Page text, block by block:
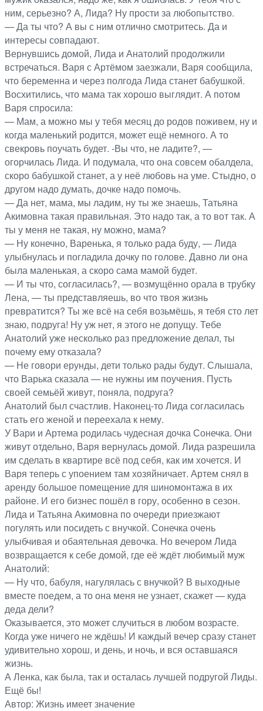
ним, серьезно? А, Лида? Ну прости за любопытство.
— Да ты что? А вы с ним отлично смотритесь. Да и
интересы совпадают.
Вернувшись домой, Лида и Анатолий продолжили
встречаться. Варя с Артёмом заезжали, Варя сообщила,
что беременна и через полгода Лида станет бабушкой.
Восхитились, что мама так хорошо выглядит. А потом
Варя спросила:
— Мам, а можно мы у тебя месяц до родов поживем, ну и
когда маленький родится, может ещё немного. А то
свекровь поучать будет. -Вы что, не ладите?, —
огорчилась Лида. И подумала, что она совсем обалдела,
скоро бабушкой станет, а у неё любовь на уме. Стыдно, о
другом надо думать, дочке надо помочь.
— Да нет, мама, мы ладим, ну ты же знаешь, Татьяна
Акимовна такая правильная. Это надо так, а то вот так. А
ты у меня не такая, ну можно, мама?
— Ну конечно, Варенька, я только рада буду, — Лида
улыбнулась и погладила дочку по голове. Давно ли она
была маленькая, а скоро сама мамой будет.
— И ты что, согласилась?, — возмущённо орала в трубку
Лена, — ты представляешь, во что твоя жизнь
превратится? Ты же всё на себя возьмёшь, я тебя сто лет
знаю, подруга! Ну уж нет, я этого не допущу. Тебе
Анатолий уже несколько раз предложение делал, ты
почему ему отказала?
— Не говори ерунды, дети только рады будут. Слышала,
что Варька сказала — не нужны им поучения. Пусть
своей семьёй живут, поняла, подруга?
Анатолий был счастлив. Наконец-то Лида согласилась
стать его женой и переехала к нему.
У Вари и Артема родилась чудесная дочка Сонечка. Они
живут отдельно, Варя вернулась домой. Лида разрешила
им сделать в квартире всё под себя, как им хочется. И
Варя теперь с упоением там хозяйничает. Артем снял в
аренду большое помещение для шиномонтажа в их
районе. И его бизнес пошёл в гору, особенно в сезон.
Лида и Татьяна Акимовна по очереди приезжают
погулять или посидеть с внучкой. Сонечка очень
улыбчивая и обаятельная девочка. Но вечером Лида
возвращается к себе домой, где её ждёт любимый муж
Анатолий:
— Ну что, бабуля, нагулялась с внучкой? В выходные
вместе поедем, а то она меня не узнает, скажет — куда
деда дели?
Оказывается, это может случиться в любом возрасте.
Когда уже ничего не ждёшь! И каждый вечер сразу станет
удивительно хорош, и день, и ночь, и вся оставшаяся
жизнь.
А Ленка, как была, так и осталась лучшей подругой Лиды.
Ещё бы!
Автор: Жизнь имеет значение